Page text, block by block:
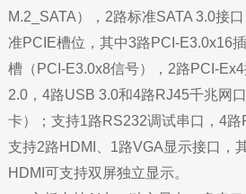
M.2_SATA），2路标准SATA 3.0接
准PCIE槽位，其中3路PCI-E3.0x16
槽（PCI-E3.0x8信号），2路PCI-
2.0，4路USB 3.0和4路RJ45千兆网
卡）；支持1路RS232调试串口，4
支持2路HDMI、1路VGA显示接口，
HDMI可支持双屏独立显示。